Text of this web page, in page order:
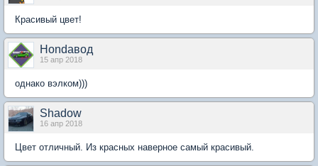
Красивый цвет!
Hondaвод
15 апр 2018
однако вэлком)))
Shadow
16 апр 2018
Цвет отличный. Из красных наверное самый красивый.